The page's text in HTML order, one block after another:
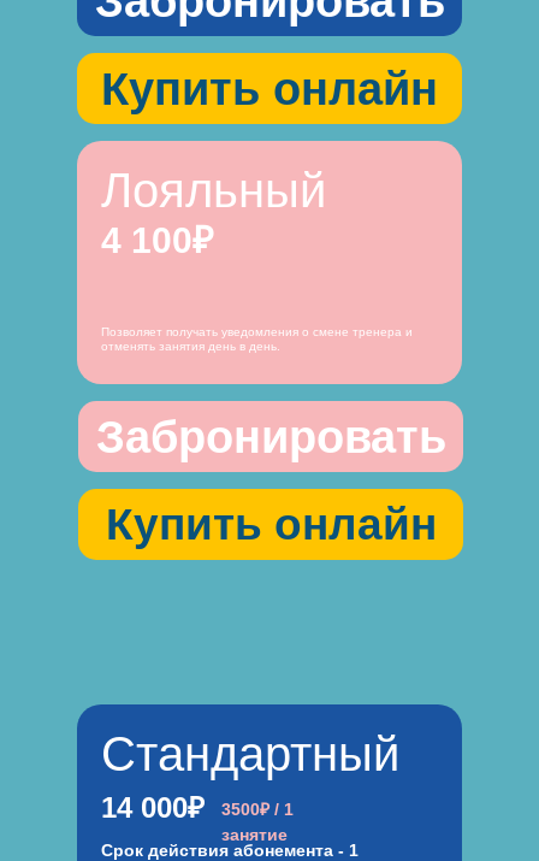
Купить онлайн
4 100₽
Лояльный
Забронировать
Купить онлайн
Позволяет получать уведомления о смене тренера и
отменять занятия день в день.
14 000₽
Срок действия абонемента - 1
3500₽ / 1
занятие
Стандартный